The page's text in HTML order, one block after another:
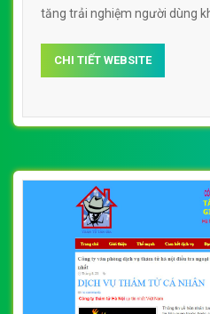
tăng trải nghiệm người dùng
CHI TIẾT WEBSITE